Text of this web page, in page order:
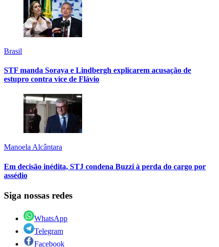
Brasil
STF manda Soraya e Lindbergh explicarem acusação de
estupro contra vice de Flávio
Manoela Alcântara
Em decisão inédita, STJ condena Buzzi à perda do cargo por
assédio
Siga nossas redes
WhatsApp
Telegram
Facebook